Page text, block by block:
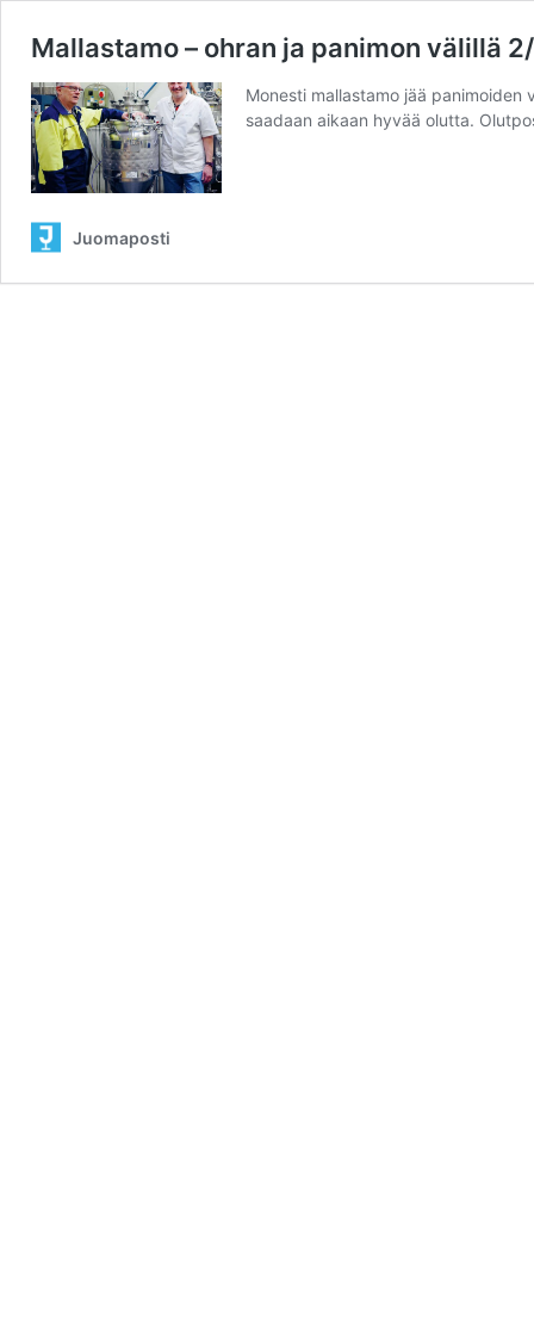
Mallastamo – ohran ja panimon välillä
Monesti mallastamo jää
saadaan aikaan hyvää olutta.
Juomaposti